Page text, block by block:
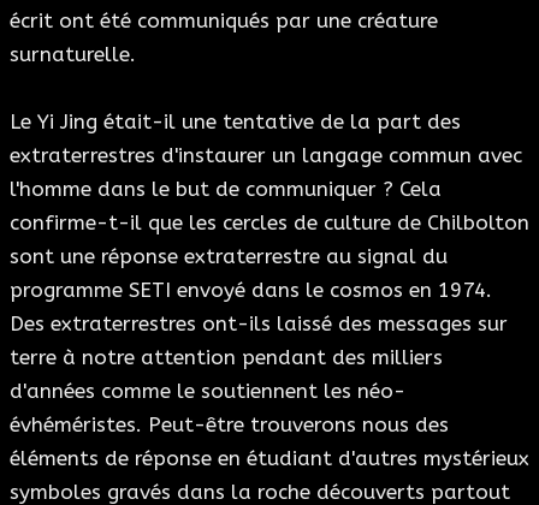
écrit ont été communiqués par une créature
surnaturelle.
Le Yi Jing était-il une tentative de la part des
extraterrestres d'instaurer un langage commun avec
l'homme dans le but de communiquer ? Cela
confirme-t-il que les cercles de culture de Chilbolton
sont une réponse extraterrestre au signal du
programme SETI envoyé dans le cosmos en 1974.
Des extraterrestres ont-ils laissé des messages sur
terre à notre attention pendant des milliers
d'années comme le soutiennent les néo-
évhéméristes. Peut-être trouverons nous des
éléments de réponse en étudiant d'autres mystérieux
symboles gravés dans la roche découverts partout